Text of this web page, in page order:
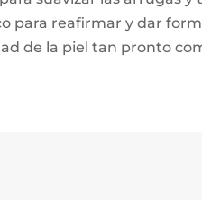
para reafirmar y dar
de la piel tan pronto